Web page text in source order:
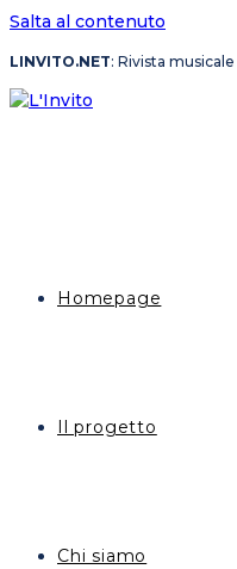
Salta al contenuto
LINVITO.NET: Rivista
Homepage
Il progetto
Chi siamo